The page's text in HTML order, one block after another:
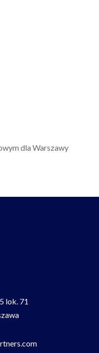
dla Warszawy
lok. 71